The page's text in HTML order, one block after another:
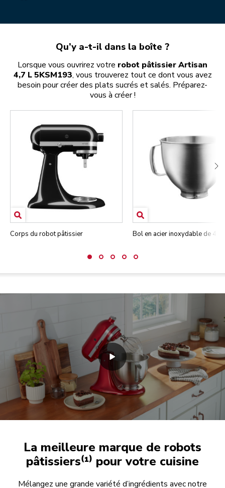
Qu’y a-t-il dans la boîte ?
Lorsque vous ouvrirez votre robot pâtissier Artisan
4,7 L 5KSM193, vous trouverez tout ce dont vous avez
besoin pour créer des plats sucrés et salés. Préparez-
vous à créer !
Corps du robot pâtissier Bol en acier inoxydable de 4,7
La meilleure marque de robots
pâtissiers⁽¹⁾ pour votre cuisine
Mélangez une grande variété d’ingrédients avec notre